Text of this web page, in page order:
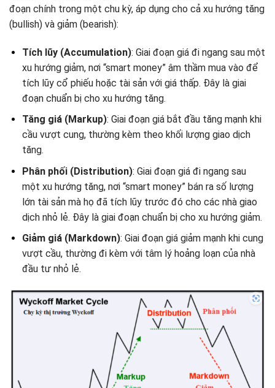
đoạn chính trong một chu kỳ, áp dụng cho cả xu hướng tăng
(bullish) và giảm (bearish):
Tích lũy (Accumulation): Giai đoạn giá đi ngang sau một
xu hướng giảm, nơi “smart money” âm thầm mua vào để
tích lũy cổ phiếu hoặc tài sản với giá thấp. Đây là giai
đoạn chuẩn bị cho xu hướng tăng.
Tăng giá (Markup): Giai đoạn giá bắt đầu tăng mạnh khi
cầu vượt cung, thường kèm theo khối lượng giao dịch
tăng.
Phân phối (Distribution): Giai đoạn giá đi ngang sau
một xu hướng tăng, nơi “smart money” bán ra số lượng
lớn tài sản mà họ đã tích lũy trước đó cho các nhà giao
dịch nhỏ lẻ. Đây là giai đoạn chuẩn bị cho xu hướng giảm.
Giảm giá (Markdown): Giai đoạn giá giảm mạnh khi cung
vượt cầu, thường đi kèm với tâm lý hoảng loạn của nhà
đầu tư nhỏ lẻ.